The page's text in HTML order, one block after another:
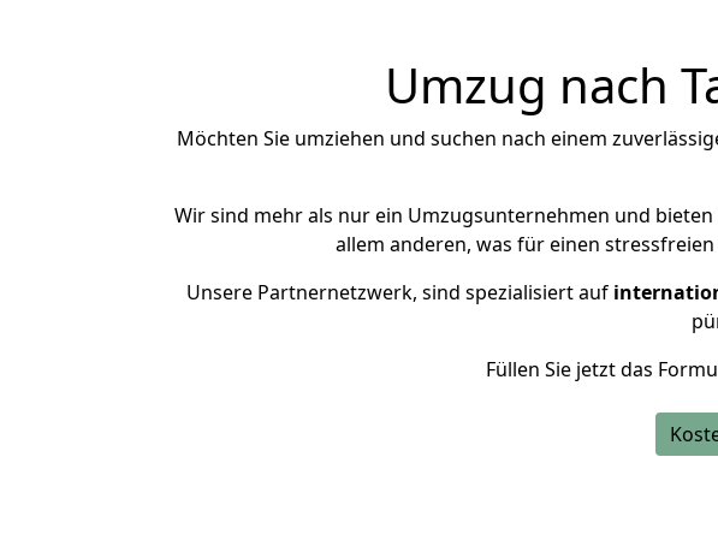
Umzug nach
Möchten Sie umziehen und suchen nach einem
Wir sind mehr als nur ein Umzugsunternehmen und bieten
allem anderen, was für einen
Unsere Partnernetzwerk, sind spezialisiert auf
Füllen Sie jetzt das